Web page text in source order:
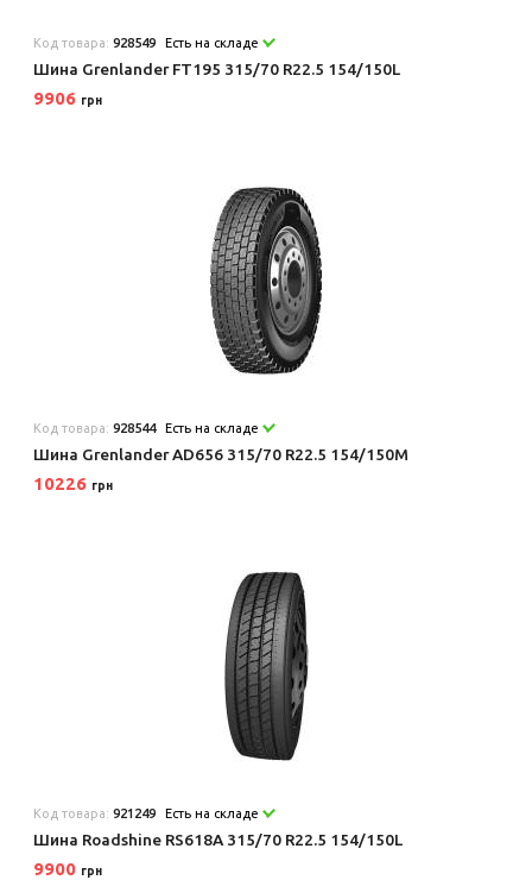
Код товара:928549 Есть на складе
Шина Grenlander FT195 315/70 R22.5 154/150L
9906 грн
Код товара:928544 Есть на складе
Шина Grenlander AD656 315/70 R22.5 154/150M
10226 грн
Код товара:921249 Есть на складе
Шина Roadshine RS618A 315/70 R22.5 154/150L
9900 грн